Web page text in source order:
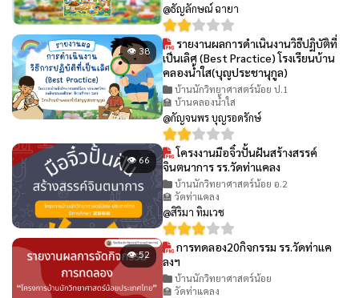
@ธัญลักษณ์ ฉายา
👁 38
รายงานผลการดำเนินงานวิธีปฏิบัติที่
เป็นเลิศ (Best Practice) โรงเรียนบ้าน
คลองน้ำใส(บุญประชานุกูล)
บ้านนักวิทยาศาสตร์น้อย ป.1
🏫 บ้านคลองน้ำใส
@กัญจนพร บุญรอดรักษ์
👁 66
โครงงานมือจิ๋วปั้นฝันสร้างสรรค์
จินตนาการ รร.วัดท่าแคลง
บ้านนักวิทยาศาสตร์น้อย อ.2
🏫 วัดท่าแคลง
@สิริมา ทิมเวช
👁 52
การทดลอง20กิจกรรม รร.วัดท่าแค
ลงฯ
บ้านนักวิทยาศาสตร์น้อย
🏫 วัดท่าแคลง